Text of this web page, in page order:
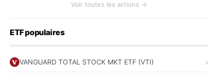
Voir toutes les actions →
ETF populaires
VANGUARD TOTAL STOCK MKT ETF (VTI)